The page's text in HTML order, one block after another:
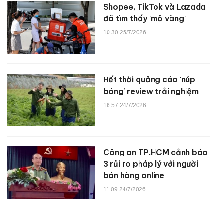
Shopee, TikTok và Lazada
đã tìm thấy 'mỏ vàng'
10:30 25/7/2026
Hết thời quảng cáo 'núp
bóng' review trải nghiệm
16:57 24/7/2026
Công an TP.HCM cảnh báo
3 rủi ro pháp lý với người
bán hàng online
11:09 24/7/2026